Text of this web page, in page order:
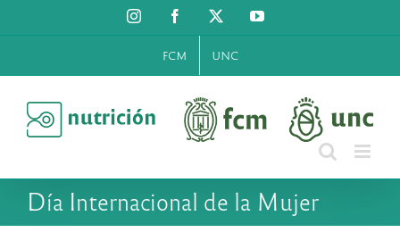
al
InstagramFacebook YouTube
FCM UNC
Día Internacional de la Mujer